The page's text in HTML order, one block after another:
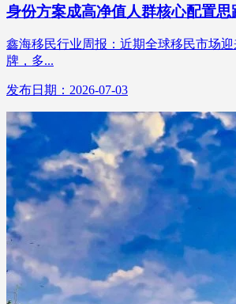
身份方案成高净值人群核心配置思
鑫海移民行业周报：近期全球移民市场
牌，多...
发布日期：2026-07-03